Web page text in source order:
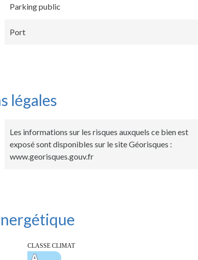
Parking public
Port
légales
Les informations sur les risques auxquels ce bien est
exposé sont disponibles sur le site Géorisques :
www.georisques.gouv.fr